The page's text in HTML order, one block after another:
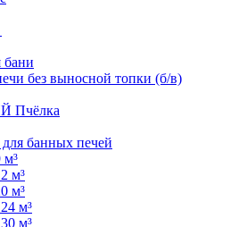
бани
без выносной топки (б/в)
Пчёлка
банных печей
м³
м³
м³
м³
м³